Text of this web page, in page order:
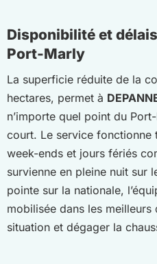
Disponibilité et
Port-Marly
La superficie réduite de la
hectares, permet à
n’importe quel point du
court. Le service fonctionne
week-ends et jours fériés
survienne en pleine nuit sur
pointe sur la nationale,
mobilisée dans les
situation et dégager la